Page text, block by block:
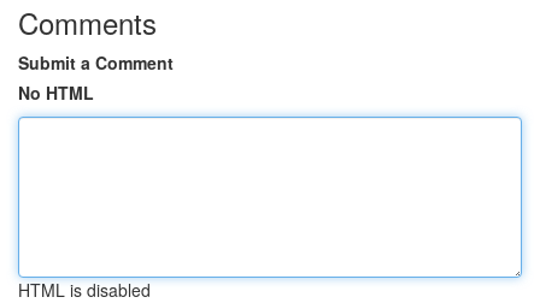
Comments
Submit a Comment
No HTML
HTML is disabled